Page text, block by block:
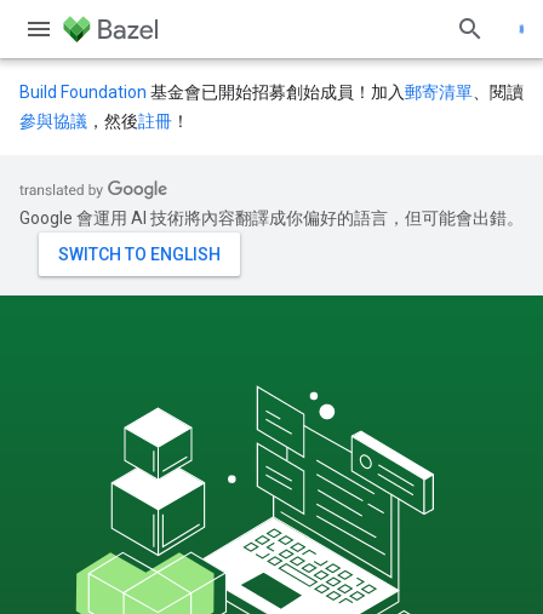
Build Foundation 基金會已開始招募創始成員！加入郵寄清單 、閱讀
參與協議 ，然後註冊 ！
Google 會運用 AI 技術將內容翻譯成你偏好的語言，但可能會出錯。